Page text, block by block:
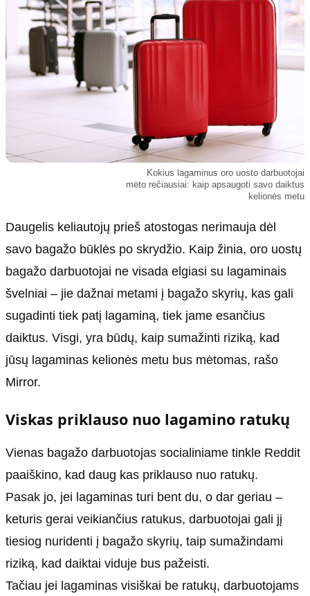
Redakcija
Apie mus
Redakcinė politika
Dirbtinis intelektas
Kokius lagaminus oro uosto darbuotojai
mėto rečiausiai: kaip apsaugoti savo daiktus
kelionės metu
Daugelis keliautojų prieš atostogas nerimauja dėl
savo bagažo būklės po skrydžio. Kaip žinia, oro uostų
bagažo darbuotojai ne visada elgiasi su lagaminais
švelniai – jie dažnai metami į bagažo skyrių, kas gali
sugadinti tiek patį lagaminą, tiek jame esančius
daiktus. Visgi, yra būdų, kaip sumažinti riziką, kad
jūsų lagaminas kelionės metu bus mėtomas, rašo
Mirror.
Viskas priklauso nuo lagamino ratukų
Vienas bagažo darbuotojas socialiniame tinkle Reddit
paaiškino, kad daug kas priklauso nuo ratukų.
Pasak jo, jei lagaminas turi bent du, o dar geriau –
keturis gerai veikiančius ratukus, darbuotojai gali jį
tiesiog nuridenti į bagažo skyrių, taip sumažindami
riziką, kad daiktai viduje bus pažeisti.
Tačiau jei lagaminas visiškai be ratukų, darbuotojams